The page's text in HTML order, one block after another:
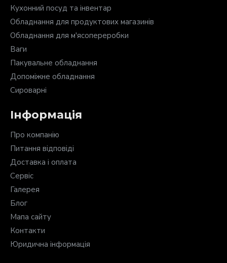
Кухонний посуд та інвентар
Обладнання для продуктових магазинів
Обладнання для м'ясопереробки
Ваги
Пакувальне обладнання
Допоміжне обладнання
Сироварні
Інформація
Про компанію
Питання відповіді
Доставка і оплата
Сервіс
Галерея
Блог
Мапа сайту
Контакти
Юридична інформація